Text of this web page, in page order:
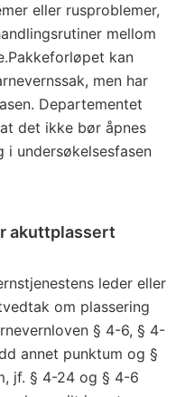
eller rusproblemer,
mellom
kan
men har
Departementet
det ikke bør åpnes
undersøkelsesfasen
akuttplassert
leder eller
om plassering
§ 4-6, § 4-
annet punktum og §
jf. § 4-24 og § 4-6